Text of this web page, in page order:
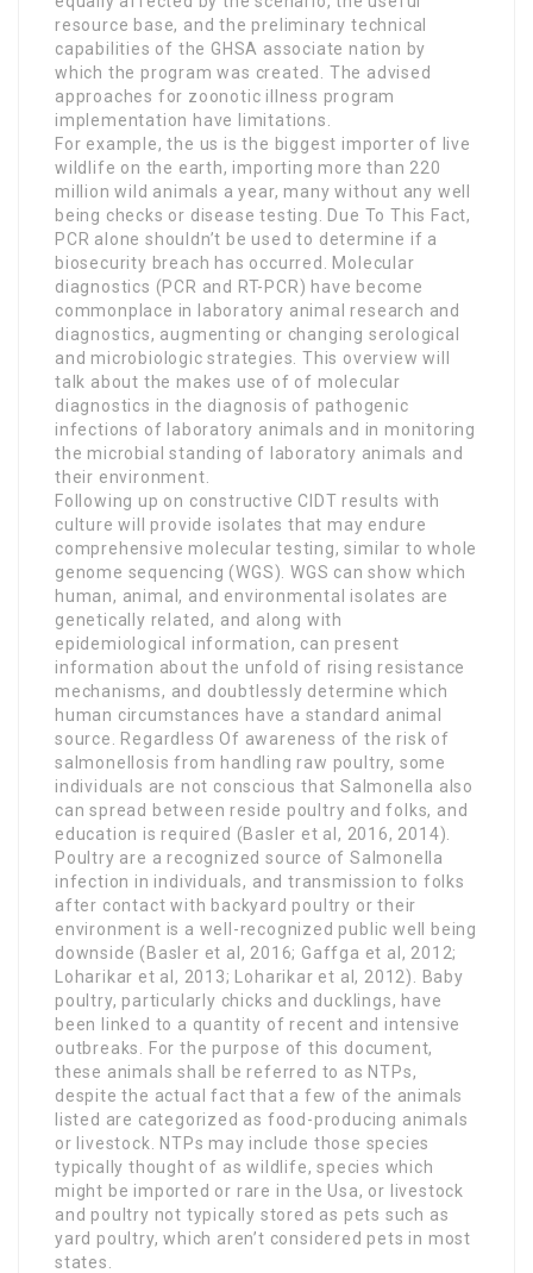
resource base, and the preliminary technical
capabilities of the GHSA associate nation by
which the program was created. The advised
approaches for zoonotic illness program
implementation have limitations.
For example, the us is the biggest importer of live
wildlife on the earth, importing more than 220
million wild animals a year, many without any well
being checks or disease testing. Due To This Fact,
PCR alone shouldn’t be used to determine if a
biosecurity breach has occurred. Molecular
diagnostics (PCR and RT-PCR) have become
commonplace in laboratory animal research and
diagnostics, augmenting or changing serological
and microbiologic strategies. This overview will
talk about the makes use of of molecular
diagnostics in the diagnosis of pathogenic
infections of laboratory animals and in monitoring
the microbial standing of laboratory animals and
their environment.
Following up on constructive CIDT results with
culture will provide isolates that may endure
comprehensive molecular testing, similar to whole
genome sequencing (WGS). WGS can show which
human, animal, and environmental isolates are
genetically related, and along with
epidemiological information, can present
information about the unfold of rising resistance
mechanisms, and doubtlessly determine which
human circumstances have a standard animal
source. Regardless Of awareness of the risk of
salmonellosis from handling raw poultry, some
individuals are not conscious that Salmonella also
can spread between reside poultry and folks, and
education is required (Basler et al, 2016, 2014).
Poultry are a recognized source of Salmonella
infection in individuals, and transmission to folks
after contact with backyard poultry or their
environment is a well-recognized public well being
downside (Basler et al, 2016; Gaffga et al, 2012;
Loharikar et al, 2013; Loharikar et al, 2012). Baby
poultry, particularly chicks and ducklings, have
been linked to a quantity of recent and intensive
outbreaks. For the purpose of this document,
these animals shall be referred to as NTPs,
despite the actual fact that a few of the animals
listed are categorized as food-producing animals
or livestock. NTPs may include those species
typically thought of as wildlife, species which
might be imported or rare in the Usa, or livestock
and poultry not typically stored as pets such as
yard poultry, which aren’t considered pets in most
states.